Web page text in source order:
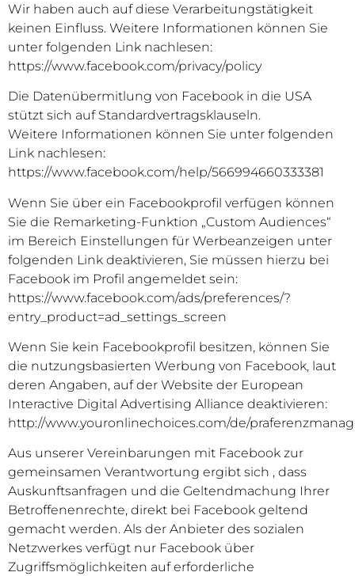
Wir haben auch auf diese Verarbeitungstätigkeit
keinen Einfluss. Weitere Informationen können Sie
unter folgenden Link nachlesen:
https://www.facebook.com/privacy/policy
Die Datenübermitlung von Facebook in die USA
stützt sich auf Standardvertragsklauseln.
Weitere Informationen können Sie unter folgenden
Link nachlesen:
https://www.facebook.com/help/566994660333381
Wenn Sie über ein Facebookprofil verfügen können
Sie die Remarketing-Funktion „Custom Audiences“
im Bereich Einstellungen für Werbeanzeigen unter
folgenden Link deaktivieren, Sie müssen hierzu bei
Facebook im Profil angemeldet sein:
https://www.facebook.com/ads/preferences/?
entry_product=ad_settings_screen
Wenn Sie kein Facebookprofil besitzen, können Sie
die nutzungsbasierten Werbung von Facebook, laut
deren Angaben, auf der Website der European
Interactive Digital Advertising Alliance deaktivieren:
http://www.youronlinechoices.com/de/
Aus unserer Vereinbarungen mit Facebook zur
gemeinsamen Verantwortung ergibt sich , dass
Auskunftsanfragen und die Geltendmachung Ihrer
Betroffenenrechte, direkt bei Facebook geltend
gemacht werden. Als der Anbieter des sozialen
Netzwerkes verfügt nur Facebook über
Zugriffsmöglichkeiten auf erforderliche